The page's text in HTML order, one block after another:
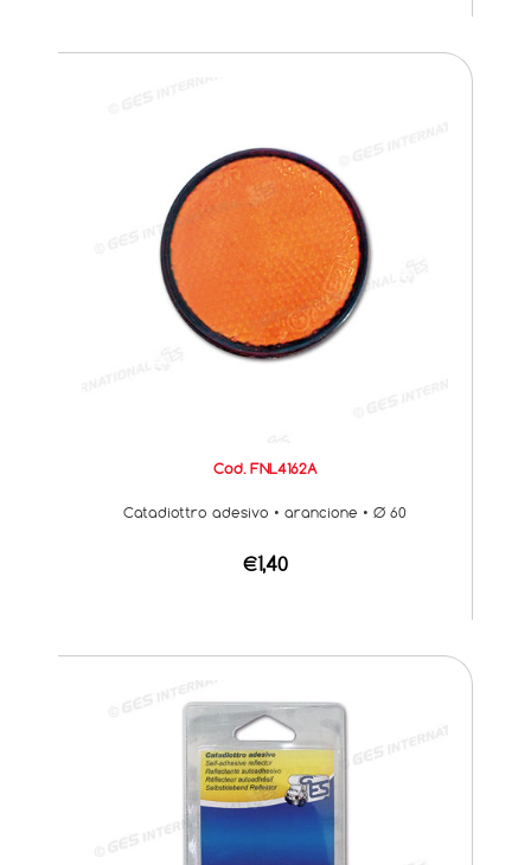
Cod. FNL4162A
Catadiottro adesivo • arancione • Ø 60
€1,40